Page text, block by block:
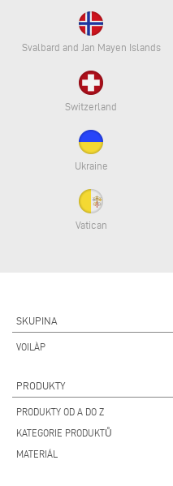
Svalbard and Jan Mayen Islands
Switzerland
Ukraine
Vatican
SKUPINA
VOILÀP
PRODUKTY
PRODUKTY OD A DO Z
KATEGORIE PRODUKTŮ
MATERIÁL